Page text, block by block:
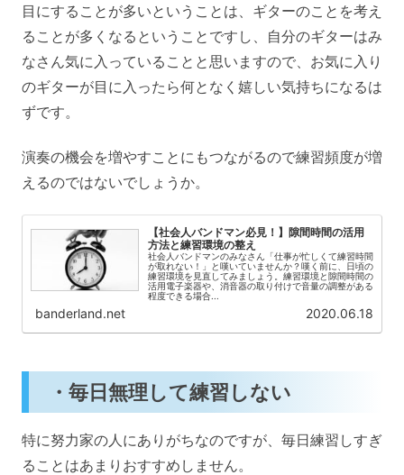
目にすることが多いということは、ギターのことを考え
ることが多くなるということですし、自分のギターはみ
なさん気に入っていることと思いますので、お気に入り
のギターが目に入ったら何となく嬉しい気持ちになるは
ずです。
演奏の機会を増やすことにもつながるので練習頻度が増
えるのではないでしょうか。
【社会人バンドマン必見！】隙間時間の活用
方法と練習環境の整え
社会人バンドマンのみなさん「仕事が忙しくて練習時間
が取れない！」と嘆いていませんか？嘆く前に、日頃の
練習環境を見直してみましょう。練習環境と隙間時間の
活用電子楽器や、消音器の取り付けで音量の調整がある
程度できる場合...
banderland.net 2020.06.18
・毎日無理して練習しない
特に努力家の人にありがちなのですが、毎日練習しすぎ
ることはあまりおすすめしません。